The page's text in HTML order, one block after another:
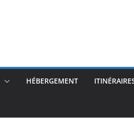
HÉBERGEMENT